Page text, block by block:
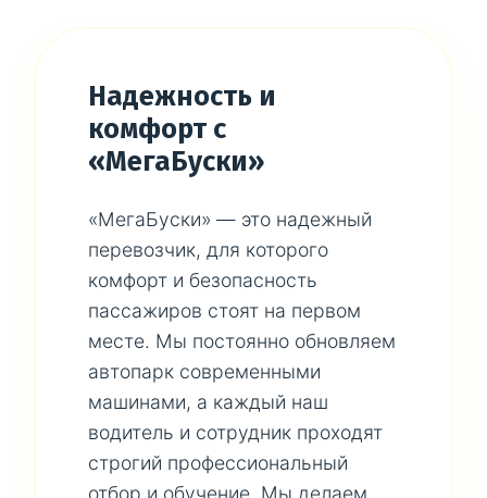
Надежность и
комфорт с
«МегаБуски»
«МегаБуски» — это надежный
перевозчик, для которого
комфорт и безопасность
пассажиров стоят на первом
месте. Мы постоянно обновляем
автопарк современными
машинами, а каждый наш
водитель и сотрудник проходят
строгий профессиональный
отбор и обучение. Мы делаем